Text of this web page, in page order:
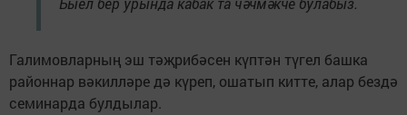
Галимовларның эш тәҗрибәсен күптән түгел башка
районнар вәкилләре дә күреп, ошатып китте, алар бездә
семинарда булдылар.